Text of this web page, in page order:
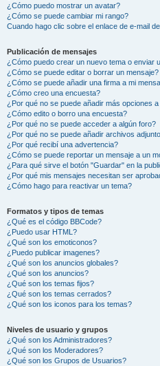
¿Cómo puedo mostrar un avatar?
¿Cómo se puede cambiar mi rango?
Cuando hago clic sobre el enlace de e-mail
Publicación de mensajes
¿Cómo puedo crear un nuevo tema o enviar
¿Cómo se puede editar o borrar un mensaje?
¿Cómo se puede añadir una firma a mi
¿Cómo creo una encuesta?
¿Por qué no se puede añadir más opciones
¿Cómo edito o borro una encuesta?
¿Por qué no se puede acceder a algún foro?
¿Por qué no se puede añadir archivos
¿Por qué recibí una advertencia?
¿Cómo se puede reportar un mensaje a un
¿Para qué sirve el botón "Guardar" en la
¿Por qué mis mensajes necesitan ser
¿Cómo hago para reactivar un tema?
Formatos y tipos de temas
¿Qué es el código BBCode?
¿Puedo usar HTML?
¿Qué son los emoticonos?
¿Puedo publicar imagenes?
¿Qué son los anuncios globales?
¿Qué son los anuncios?
¿Qué son los temas fijos?
¿Qué son los temas cerrados?
¿Qué son los iconos para los temas?
Niveles de usuario y grupos
¿Qué son los Administradores?
¿Qué son los Moderadores?
¿Qué son los Grupos de Usuarios?